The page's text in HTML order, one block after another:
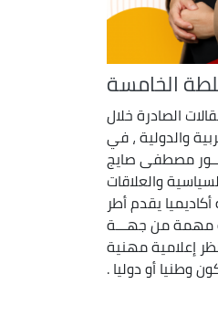
الخامسة
الصادرة خلال
والدولية ، في
مصطفى صايج
والعلاقات
أكاديميا يقدم أطر
مهمة من جهـــة
إعلامية مهنية
أو دوليا .